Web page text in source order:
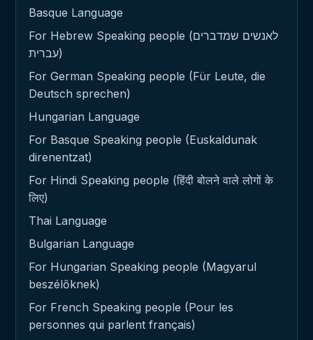
Basque Language
For Hebrew Speaking people (לאנשים שמדברים
עברית)
For German Speaking people (Für Leute, die
Deutsch sprechen)
Hungarian Language
For Basque Speaking people (Euskaldunak
direnentzat)
For Hindi Speaking people (हिंदी बोलने वाले लोगों के
लिए)
Thai Language
Bulgarian Language
For Hungarian Speaking people (Magyarul
beszélőknek)
For French Speaking people (Pour les
personnes qui parlent français)